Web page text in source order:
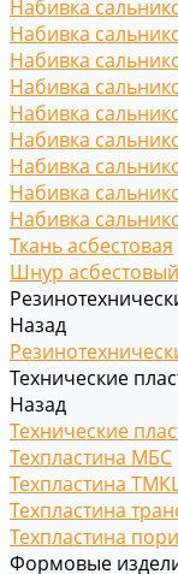
Набивка
Набивка
Набивка
Набивка
Набивка
Набивка
Набивка
Набивка
Набивка
Ткань асбестовая
Шнур асбестовый
Назад
Технические
Назад
Технические
Техпластина МБС
Техпластина
Техпластина
Техпластина
Формовые